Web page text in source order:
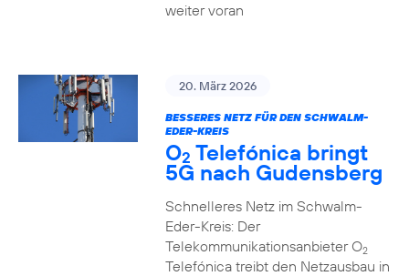
weiter voran
20. März 2026
BESSERES NETZ FÜR DEN SCHWALM-
EDER-KREIS
O2 Telefónica bringt
5G nach Gudensberg
Schnelleres Netz im Schwalm-
Eder-Kreis: Der
Telekommunikationsanbieter O2
Telefónica treibt den Netzausbau in